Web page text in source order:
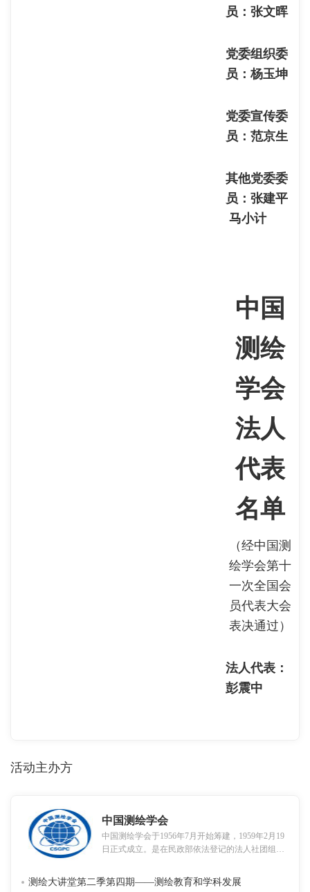
员：张文晖
党委组织委
员：杨玉坤
党委宣传委
员：范京生
其他党委委
员：张建平
马小计
中国
测绘
学会
法人
代表
名单
（经中国测
绘学会第十
一次全国会
员代表大会
表决通过）
法人代表：
彭震中
活动主办方
中国测绘学会
中国测绘学会于1956年7月开始筹建，1959年2月19
日正式成立。是在民政部依法登记的法人社团组
绘科技工作者和有关测绘单位以及相关学术团体依
法自愿组成的民间组织；是具有独立法人资格和社
测绘大讲堂第二季第四期——测绘教育和学科发展